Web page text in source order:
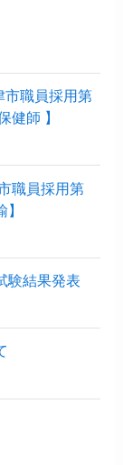
市職員採用第
健師 】
職員採用第
験結果発表